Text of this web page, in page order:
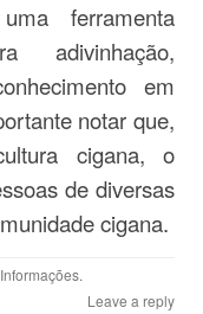
ferramenta
adivinhação,
em
notar que,
cigana, o
de diversas
cigana.
.
Leave a reply